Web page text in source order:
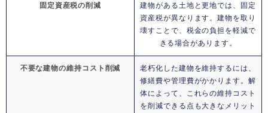
固定資産税の削減
建物がある土地と更地では、固定
資産税が異なります。建物を取り
壊すことで、税金の負担を軽減で
きる場合があります。
不要な建物の維持コスト削減
老朽化した建物を維持するには、
修繕費や管理費がかかります。解
体によって、これらの維持コスト
を削減できる点も大きなメリット